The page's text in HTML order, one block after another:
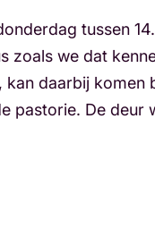
tussen
zoals we dat
kan daarbij komen
pastorie. De